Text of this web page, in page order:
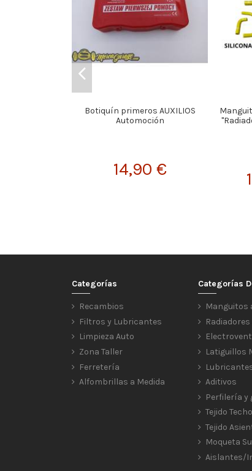
Botiquín primeros AUXILIOS
Automoción
14,90 €
Categorías
Recambios
Filtros y Lubricantes
Limpieza Auto
Zona Taller
Ferretería
Alfombrillas a Medida
Categorías
Manguitos
Latiguillos
Aditivos
Perfilería y
Tejido
Tejido
Moqueta
Aislantes/